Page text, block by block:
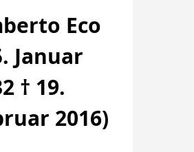
Eco
Januar
† 19.
2016)